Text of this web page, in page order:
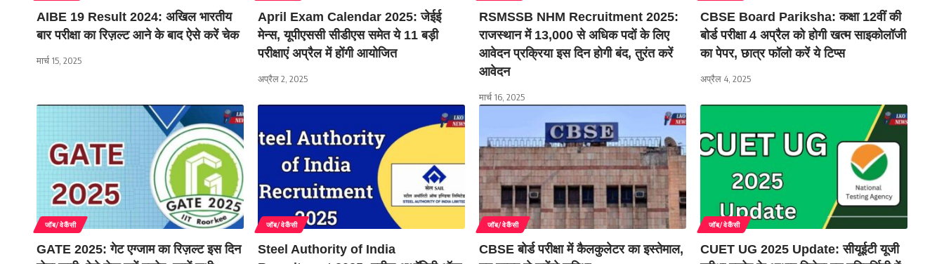
AIBE 19 Result 2024: अखिल भारतीय
बार परीक्षा का रिज़ल्ट आने के बाद ऐसे करें चेक
मार्च 15, 2025
April Exam Calendar 2025: जेईई
मेन्स, यूपीएससी सीडीएस समेत ये 11 बड़ी
परीक्षाएं अप्रैल में होंगी आयोजित
अप्रैल 2, 2025
RSMSSB NHM Recruitment 2025:
राजस्थान में 13,000 से अधिक पदों के लिए
आवेदन प्रक्रिया इस दिन होगी बंद, तुरंत करें
आवेदन
मार्च 16, 2025
CBSE Board Pariksha: कक्षा 12वीं की
बोर्ड परीक्षा 4 अप्रैल को होगी खत्म साइकोलॉजी
का पेपर, छात्र फॉलो करें ये टिप्स
अप्रैल 4, 2025
जॉब/वेकैंसी
GATE 2025: गेट एग्जाम का रिज़ल्ट इस दिन
जॉब/वेकैंसी
Steel Authority of India
जॉब/वेकैंसी
CBSE बोर्ड परीक्षा में कैलकुलेटर का इस्तेमाल,
जॉब/वेकैंसी
CUET UG 2025 Update: सीयूईटी यूजी